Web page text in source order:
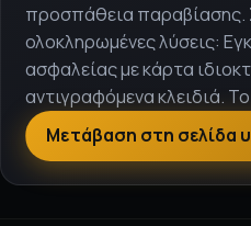
προσπάθεια
ολοκληρωμένες λύσεις:
ασφαλείας με κάρτα
αντιγραφόμενα κλειδιά.
Μετάβαση στη σελίδα